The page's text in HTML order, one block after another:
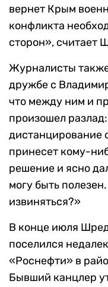
вернет Крым
конфликта
сторон», считает
Журналисты
дружбе с
что между ним и
произошел
дистанцирование
принесет кому-
решение и ясно
могу быть
извиняться?»
В конце июля
поселился
«Роснефти» в
Бывший канцлер